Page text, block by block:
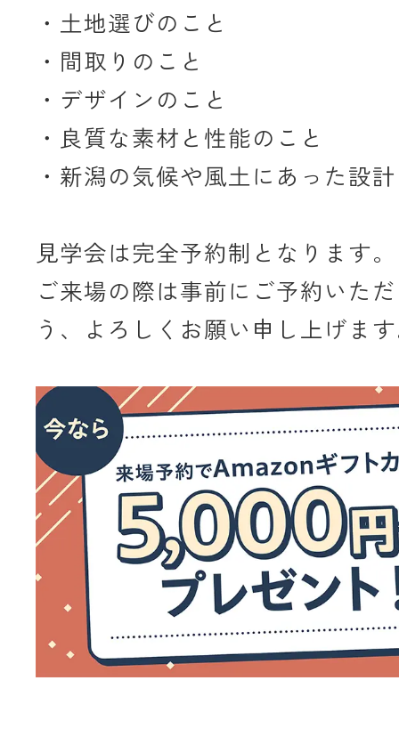
・土地選びのこと
・間取りのこと
・デザインのこと
・良質な素材と性能のこと
・新潟の気候や風土にあった設
見学会は完全予約制となります。
ご来場の際は事前にご予約いた
う、よろしくお願い申し上げま